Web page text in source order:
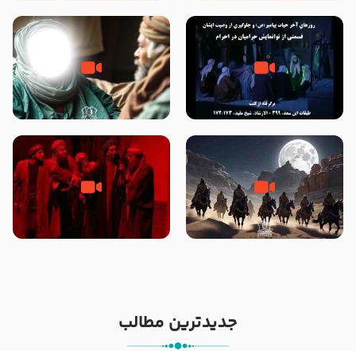
روزهای آخر حیات پیامبر اکرم صلی
الله علیه و آله – قسمتی از
وصیتی که نوشته نشد (حدیث
قرطاس)
‌‌‌‌‌‌‌داستان ترور نافرجام رسول خدا
صلی الله علیه و آله – شهادت
قسمتی از نوا نمایش بیرق ماندگار
بیان توطئه های منافقین پیش از
جدیدترین مطالب